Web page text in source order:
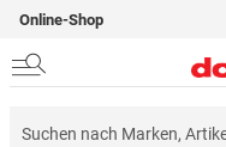
Online-Shop